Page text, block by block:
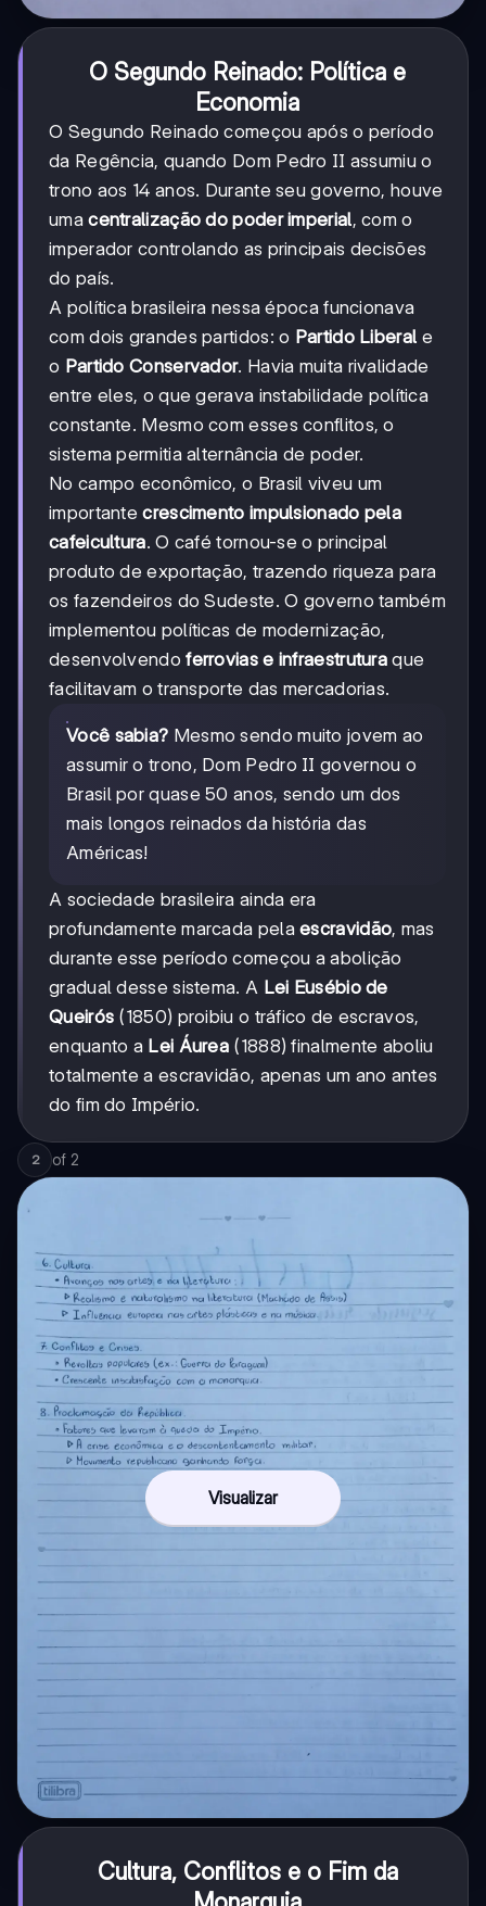
O Segundo Reinado: Política e
Economia
O Segundo Reinado começou após o período
da Regência, quando Dom Pedro II assumiu o
trono aos 14 anos. Durante seu governo, houve
umacentralização do poder imperial, com o
imperador controlando as principais decisões
do país.
A política brasileira nessa época funcionava
com dois grandes partidos: o Partido Liberal e
o Partido Conservador. Havia muita rivalidade
entre eles, o que gerava instabilidade política
constante. Mesmo com esses conflitos, o
sistema permitia alternância de poder.
No campo econômico, o Brasil viveu um
importantecrescimento impulsionado pela
cafeicultura. O café tornou-se o principal
produto de exportação, trazendo riqueza para
os fazendeiros do Sudeste. O governo também
implementou políticas de modernização,
desenvolvendoferrovias e infraestrutura que
facilitavam o transporte das mercadorias.
Você sabia? Mesmo sendo muito jovem ao
assumir o trono, Dom Pedro II governou o
Brasil por quase 50 anos, sendo um dos
mais longos reinados da história das
Américas!
A sociedade brasileira ainda era
profundamente marcada pelaescravidão, mas
durante esse período começou a abolição
gradual desse sistema. A Lei Eusébio de
Queirós (1850) proibiu o tráfico de escravos,
enquanto a Lei Áurea (1888) finalmente aboliu
totalmente a escravidão, apenas um ano antes
do fim do Império.
2 of 2
Visualizar
Cultura, Conflitos e o Fim da